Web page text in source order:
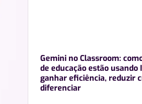
Gemini no Classroom:
de educação estão usando
ganhar eficiência, reduzir
diferenciar